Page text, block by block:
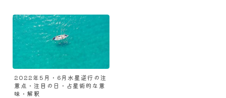
2022年5月・6月水星逆行の注
意点・注目の日・占星術的な意
味・解釈